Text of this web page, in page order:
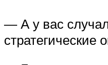
— А у вас
стратегические